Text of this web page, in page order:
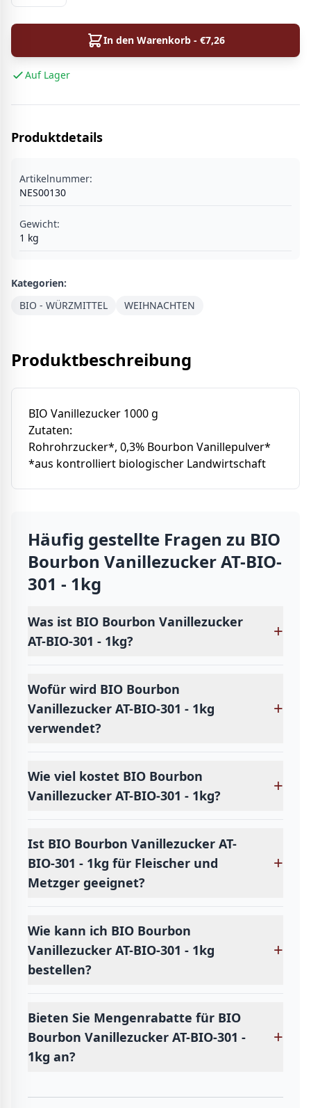
In den Warenkorb - €7,26
Auf Lager
Produktdetails
Artikelnummer:
NES00130
Gewicht:
1 kg
Kategorien:
BIO - WÜRZMITTEL
WEIHNACHTEN
Produktbeschreibung
BIO Vanillezucker 1000 g
Zutaten:
Rohrohrzucker*, 0,3% Bourbon Vanillepulver*
*aus kontrolliert biologischer Landwirtschaft
Häufig gestellte Fragen zu BIO
Bourbon Vanillezucker AT-BIO-
301 - 1kg
Was ist BIO Bourbon Vanillezucker
AT-BIO-301 - 1kg?
+
Wofür wird BIO Bourbon
Vanillezucker AT-BIO-301 - 1kg
verwendet?
+
Wie viel kostet BIO Bourbon
Vanillezucker AT-BIO-301 - 1kg?
+
Ist BIO Bourbon Vanillezucker AT-
BIO-301 - 1kg für Fleischer und
Metzger geeignet?
+
Wie kann ich BIO Bourbon
Vanillezucker AT-BIO-301 - 1kg
bestellen?
+
Bieten Sie Mengenrabatte für BIO
Bourbon Vanillezucker AT-BIO-301 -
1kg an?
+